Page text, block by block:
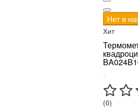
Нет в
Хит
(0)